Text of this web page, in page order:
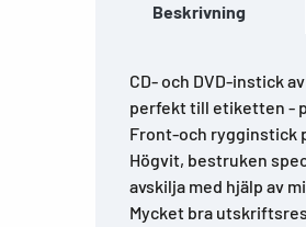
Beskrivning
CD- och DVD-instick
perfekt till etiketten -
Front-och rygginstick
Högvit, bestruken
avskilja med hjälp av
Mycket bra